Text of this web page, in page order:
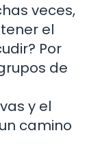
veces,
el
Por
de
y el
camino